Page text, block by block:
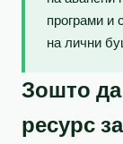
програми и
на лични
Зошто да
ресурс